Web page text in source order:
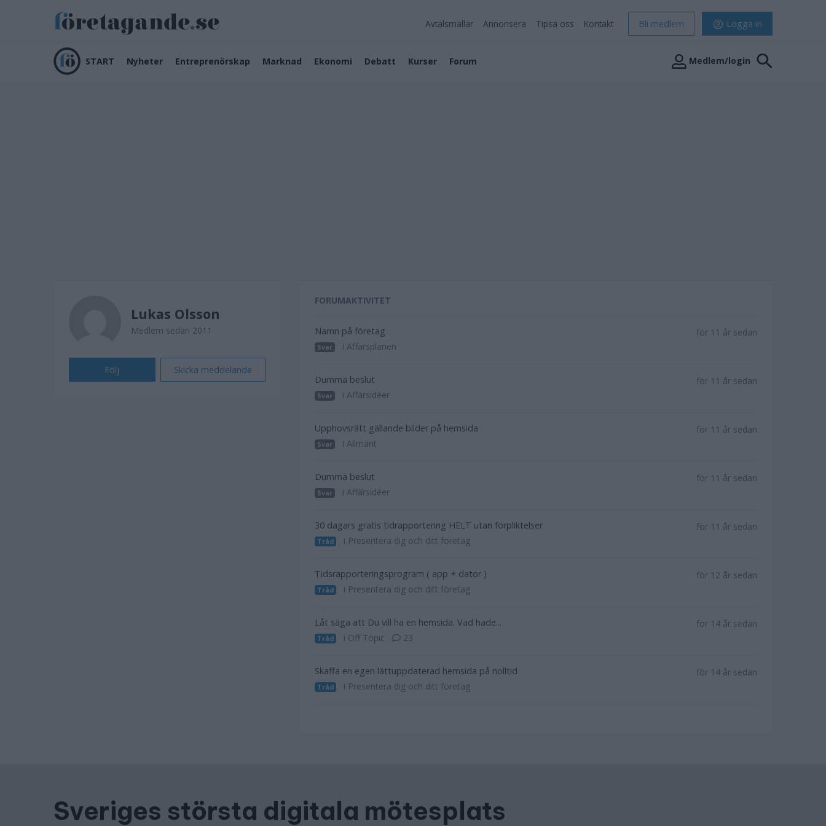
Avtalsmallar Annonsera Tipsa oss Kontakt Bli medlem Logga in
START Nyheter Entreprenörskap Marknad Ekonomi Debatt Kurser Forum Medlem/login
Lukas Olsson
Medlem sedan 2011
Följ Skicka meddelande
FORUMAKTIVITET
Namn på företag
Svar i Affärsplanen
för 11 år sedan
Dumma beslut
Svar i Affärsidéer
för 11 år sedan
Upphovsrätt gällande bilder på hemsida
Svar i Allmänt
för 11 år sedan
Dumma beslut
Svar i Affärsidéer
för 11 år sedan
30 dagars gratis tidrapportering HELT utan förpliktelser
Tråd i Presentera dig och ditt företag
för 11 år sedan
Tidsrapporteringsprogram ( app + dator )
Tråd i Presentera dig och ditt företag
för 12 år sedan
Låt säga att Du vill ha en hemsida. Vad hade...
Tråd i Off Topic 23
för 14 år sedan
Skaffa en egen lättuppdaterad hemsida på nolltid
Tråd i Presentera dig och ditt företag
för 14 år sedan
Sveriges största digitala mötesplats